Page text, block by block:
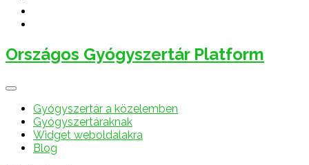
Országos Gyógyszertár Platform
Gyógyszertár a közelemben
Gyógyszertáraknak
Widget weboldalakra
Blog